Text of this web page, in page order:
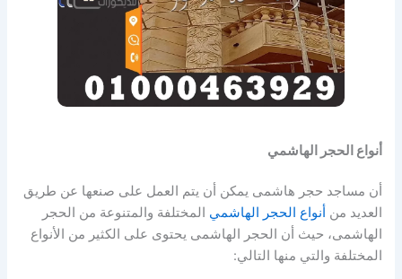
أنواع الحجر الهاشمي
أن مساجد حجر هاشمى يمكن أن يتم العمل على صنعها عن طريق
العديد من أنواع الحجر الهاشمي المختلفة والمتنوعة من الحجر
الهاشمى، حيث أن الحجر الهاشمى يحتوى على الكثير من الأنواع
المختلفة والتي منها التالي: